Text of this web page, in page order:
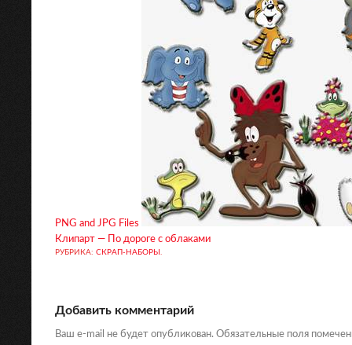
PNG and JPG Files
Клипарт — По дороге с облаками
РУБРИКА: СКРАП-НАБОРЫ .
Добавить комментарий
Ваш e-mail не будет опубликован. Обязательные поля